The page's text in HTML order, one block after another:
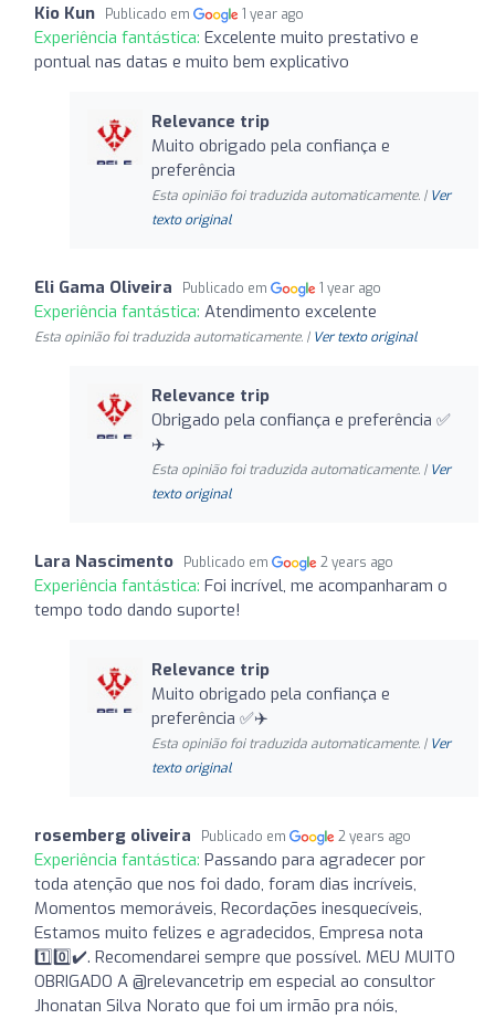
Kio Kun Publicado em 1 year ago
Experiência fantástica: Excelente muito prestativo e
pontual nas datas e muito bem explicativo
Relevance trip
Muito obrigado pela confiança e
preferência
Esta opinião foi traduzida automaticamente. | Ver
texto original
Eli Gama Oliveira Publicado em 1 year ago
Experiência fantástica: Atendimento excelente
Esta opinião foi traduzida automaticamente. | Ver texto original
Relevance trip
Obrigado pela confiança e preferência ✅
✈️
Esta opinião foi traduzida automaticamente. | Ver
texto original
Lara Nascimento Publicado em 2 years ago
Experiência fantástica: Foi incrível, me acompanharam o
tempo todo dando suporte!
Relevance trip
Muito obrigado pela confiança e
preferência ✅✈️
Esta opinião foi traduzida automaticamente. | Ver
texto original
rosemberg oliveira Publicado em 2 years ago
Experiência fantástica: Passando para agradecer por
toda atenção que nos foi dado, foram dias incríveis,
Momentos memoráveis, Recordações inesquecíveis,
Estamos muito felizes e agradecidos, Empresa nota
1️⃣0️⃣✔️. Recomendarei sempre que possível. MEU MUITO
OBRIGADO A @relevancetrip em especial ao consultor
Jhonatan Silva Norato que foi um irmão pra nóis,